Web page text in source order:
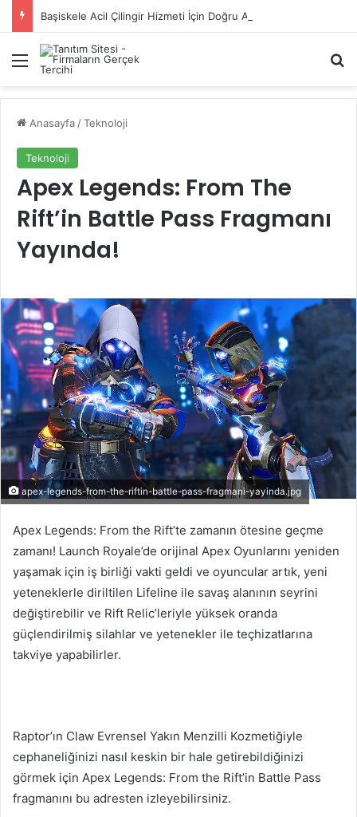
Başiskele Acil Çilingir Hizmeti İçin Doğru Adres Neresi?
Menü
Anasayfa /Teknoloji
Teknoloji
Apex Legends: From The
Rift’in Battle Pass Fragmanı
Yayında!
apex-legends-from-the-riftin-battle-pass-fragmani-yayinda.jpg
Apex Legends: From the Rift’te zamanın ötesine geçme
zamanı! Launch Royale’de orijinal Apex Oyunlarını yeniden
yaşamak için iş birliği vakti geldi ve oyuncular artık, yeni
yeteneklerle diriltilen Lifeline ile savaş alanının seyrini
değiştirebilir ve Rift Relic’leriyle yüksek oranda
güçlendirilmiş silahlar ve yetenekler ile teçhizatlarına
takviye yapabilirler.
Raptor’ın Claw Evrensel Yakın Menzilli Kozmetiğiyle
cephaneliğinizi nasıl keskin bir hale getirebildiğinizi
görmek için Apex Legends: From the Rift’in Battle Pass
fragmanını bu adresten izleyebilirsiniz.